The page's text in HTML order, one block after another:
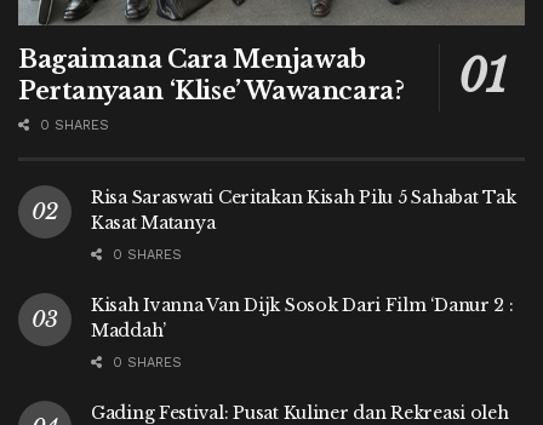
Bagaimana Cara Menjawab
Pertanyaan ‘Klise’ Wawancara?
0 SHARES
Risa Saraswati Ceritakan Kisah Pilu 5 Sahabat Tak
Kasat Matanya
0 SHARES
Kisah Ivanna Van Dijk Sosok Dari Film ‘Danur 2 :
Maddah’
0 SHARES
Gading Festival: Pusat Kuliner dan Rekreasi oleh